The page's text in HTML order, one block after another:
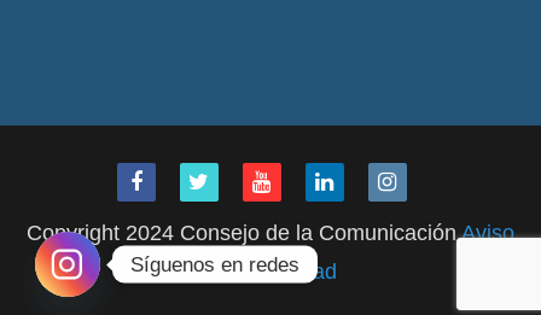
Copyright 2024 Consejo de la ComunicaciónAviso
de Privacidad
Síguenos en redes